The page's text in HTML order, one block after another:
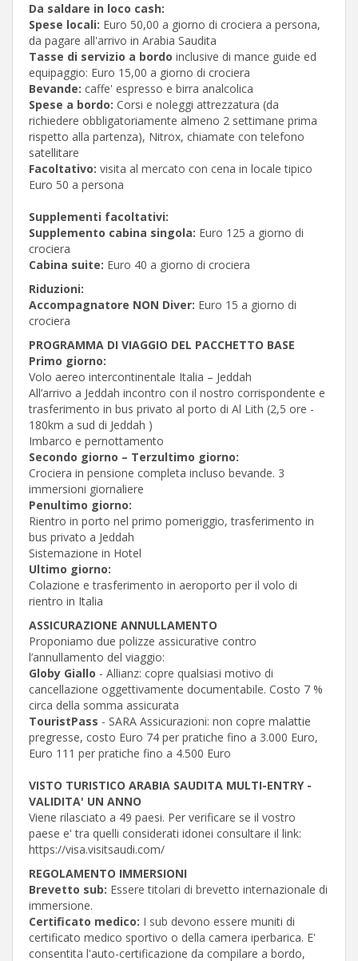
Da saldare in loco cash:
Spese locali: Euro 50,00 a giorno di crociera a persona,
da pagare all'arrivo in Arabia Saudita
Tasse di servizio a bordo inclusive di mance guide ed
equipaggio: Euro 15,00 a giorno di crociera
Bevande: caffe' espresso e birra analcolica
Spese a bordo: Corsi e noleggi attrezzatura (da
richiedere obbligatoriamente almeno 2 settimane prima
rispetto alla partenza), Nitrox, chiamate con telefono
satellitare
Facoltativo: visita al mercato con cena in locale tipico
Euro 50 a persona
Supplementi facoltativi:
Supplemento cabina singola: Euro 125 a giorno di
crociera
Cabina suite: Euro 40 a giorno di crociera
Riduzioni:
Accompagnatore NON Diver: Euro 15 a giorno di
crociera
PROGRAMMA DI VIAGGIO DEL PACCHETTO BASE
Primo giorno:
Volo aereo intercontinentale Italia – Jeddah
All’arrivo a Jeddah incontro con il nostro corrispondente e
trasferimento in bus privato al porto di Al Lith (2,5 ore -
180km a sud di Jeddah )
Imbarco e pernottamento
Secondo giorno – Terzultimo giorno:
Crociera in pensione completa incluso bevande. 3
immersioni giornaliere
Penultimo giorno:
Rientro in porto nel primo pomeriggio, trasferimento in
bus privato a Jeddah
Sistemazione in Hotel
Ultimo giorno:
Colazione e trasferimento in aeroporto per il volo di
rientro in Italia
ASSICURAZIONE ANNULLAMENTO
Proponiamo due polizze assicurative contro
l’annullamento del viaggio:
Globy Giallo - Allianz: copre qualsiasi motivo di
cancellazione oggettivamente documentabile. Costo 7 %
circa della somma assicurata
TouristPass - SARA Assicurazioni: non copre malattie
pregresse, costo Euro 74 per pratiche fino a 3.000 Euro,
Euro 111 per pratiche fino a 4.500 Euro
VISTO TURISTICO ARABIA SAUDITA MULTI-ENTRY -
VALIDITA' UN ANNO
Viene rilasciato a 49 paesi. Per verificare se il vostro
paese e' tra quelli considerati idonei consultare il link:
https://visa.visitsaudi.com/
REGOLAMENTO IMMERSIONI
Brevetto sub: Essere titolari di brevetto internazionale di
immersione.
Certificato medico: I sub devono essere muniti di
certificato medico sportivo o della camera iperbarica. E'
consentita l'auto-certificazione da compilare a bordo,